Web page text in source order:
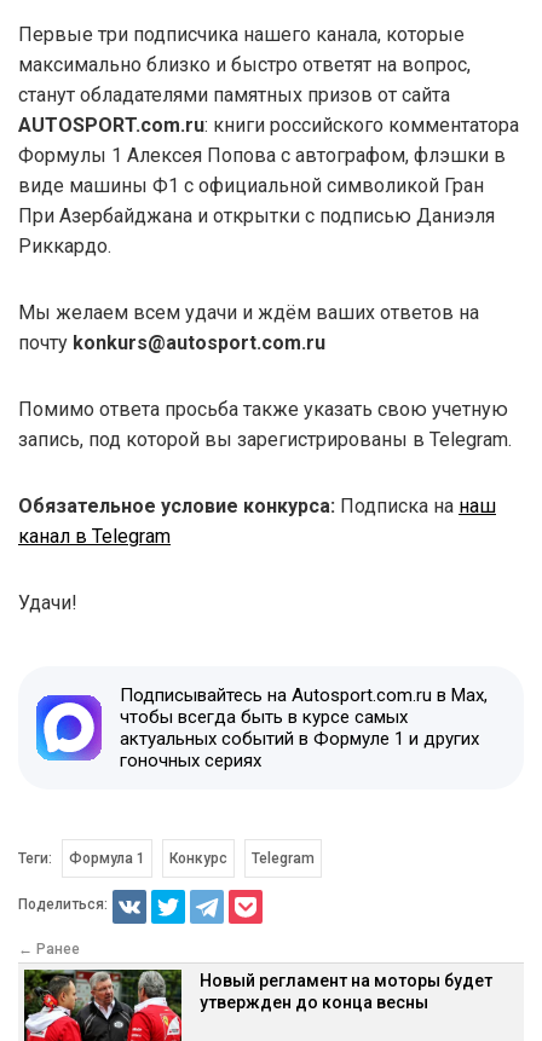
Первые три подписчика нашего канала, которые
максимально близко и быстро ответят на вопрос,
станут обладателями памятных призов от сайта
AUTOSPORT.com.ru: книги российского комментатора
Формулы 1 Алексея Попова с автографом, флэшки в
виде машины Ф1 с официальной символикой Гран
При Азербайджана и открытки с подписью Даниэля
Риккардо.
Мы желаем всем удачи и ждём ваших ответов на
почту konkurs@autosport.com.ru
Помимо ответа просьба также указать свою учетную
запись, под которой вы зарегистрированы в Telegram.
Обязательное условие конкурса: Подписка на наш
канал в Telegram
Удачи!
Подписывайтесь на Autosport.com.ru в Max,
чтобы всегда быть в курсе самых
актуальных событий в Формуле 1 и других
гоночных сериях
Теги: Формула 1 Конкурс Telegram
Поделиться:
← Ранее
Новый регламент на моторы будет
утвержден до конца весны